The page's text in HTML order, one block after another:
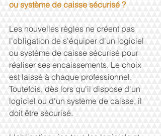
ou système de caisse sécurisé ?
Les nouvelles règles ne créent pas
l'obligation de s'équiper d'un logiciel
ou système de caisse sécurisé pour
réaliser ses encaissements. Le choix
est laissé à chaque professionnel.
Toutefois, dès lors qu'il dispose d'un
logiciel ou d'un système de caisse, il
doit être sécurisé.